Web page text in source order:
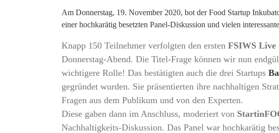
Am Donnerstag, 19. November 2020, bot derFood Startup
einer hochkarätig besetzten Panel-Diskussion und vielen
Knapp 150 Teilnehmer verfolgten den ersten FSIWS Live
Donnerstag-Abend. Die Titel-Frage können wir nun
wichtigere Rolle! Das bestätigten auch die drei Startups
gegründet wurden. Sie präsentierten ihre nachhaltigen
Fragen aus dem Publikum und von den Experten.
Diese gaben dann im Anschluss, moderiert von
Nachhaltigkeits-Diskussion. Das Panel war hochkarätig